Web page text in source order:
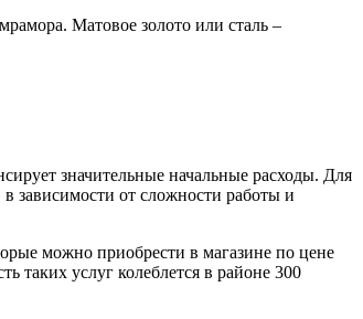
Матовое золото или сталь –
значительные начальные расходы. Для
в зависимости от сложности работы и
можно приобрести в магазине по цене
таких услуг колеблется в районе 300